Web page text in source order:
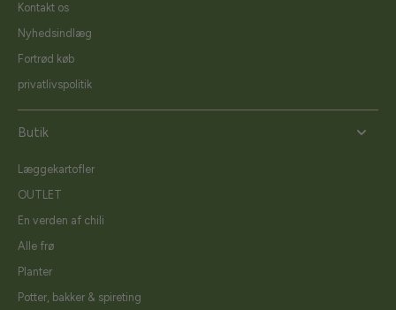
Kontakt os
Nyhedsindlæg
Fortrød køb
privatlivspolitik
Butik
Læggekartofler
OUTLET
En verden af chili
Alle frø
Planter
Potter, bakker & spireting